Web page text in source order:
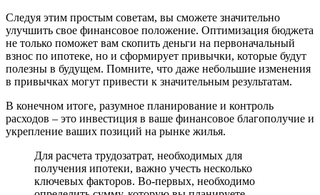
Следуя этим простым советам, вы сможете значительно
улучшить свое финансовое положение. Оптимизация бюджета
не только поможет вам скопить деньги на первоначальный
взнос по ипотеке, но и сформирует привычки, которые будут
полезны в будущем. Помните, что даже небольшие изменения
в привычках могут привести к значительным результатам.
В конечном итоге, разумное планирование и контроль
расходов – это инвестиция в ваше финансовое благополучие и
укрепление ваших позиций на рынке жилья.
Для расчета трудозатрат, необходимых для
получения ипотеки, важно учесть несколько
ключевых факторов. Во-первых, необходимо